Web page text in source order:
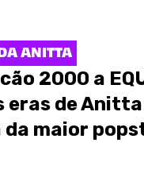
ANITTA
2000 a
eras de
maior